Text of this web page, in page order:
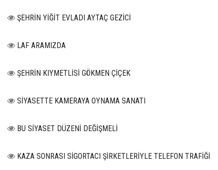
ŞEHRİN YİĞİT EVLADI AYTAÇ GEZİCİ
LAF ARAMIZDA
ŞEHRİN KIYMETLİSİ GÖKMEN ÇİÇEK
SİYASETTE KAMERAYA OYNAMA SANATI
BU SİYASET DÜZENİ DEĞİŞMELİ
KAZA SONRASI SİGORTACI ŞİRKETLERİYLE TELEFON TRAFİĞİ